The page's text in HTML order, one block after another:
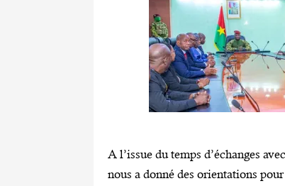
A l’issue du temps d’échanges
nous a donné des orientations